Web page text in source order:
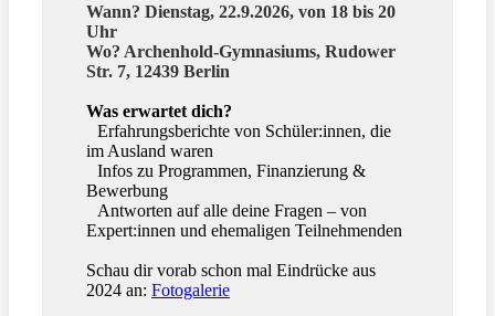
Wann? Dienstag, 22.9.2026, von 18 bis 20
Uhr
Wo? Archenhold-Gymnasiums, Rudower
Str. 7, 12439 Berlin
Was erwartet dich?
Erfahrungsberichte von Schüler:innen, die
im Ausland waren
Infos zu Programmen, Finanzierung &
Bewerbung
Antworten auf alle deine Fragen – von
Expert:innen und ehemaligen Teilnehmenden
Schau dir vorab schon mal Eindrücke aus
2024 an: Fotogalerie